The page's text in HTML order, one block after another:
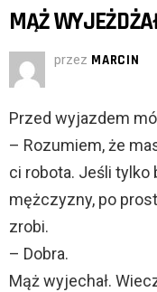
MĄŻ
przez MARCIN
Przed wyjazdem
– Rozumiem, że
ci robota. Jeśli tylko
mężczyzny, po
zrobi.
– Dobra.
Mąż wyjechał.